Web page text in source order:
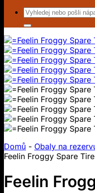
Hledat:
Domů - Obaly na
Feelin Froggy Spare
Feelin